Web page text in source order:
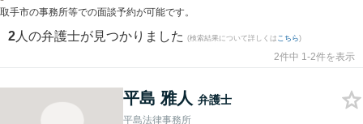
取手市の事務所等での面談予約が可能です。
2 人の弁護士が見つかりました (検索結果について詳しくは こちら)
2件中 1-2件を表示
平島 雅人 弁護士
平島法律事務所